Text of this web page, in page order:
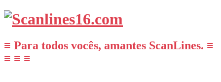
≡ Para todos vocês, amantes ScanLines. ≡
≡ ≡ ≡